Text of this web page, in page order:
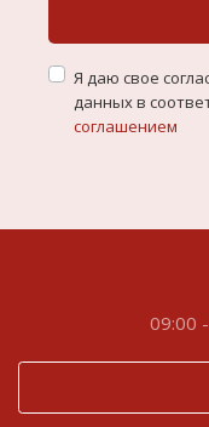
Я даю свое
данных в
соглашением
09:00